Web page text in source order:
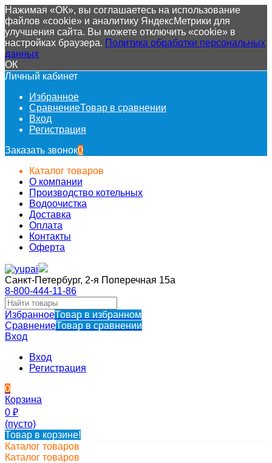
Нажимая «ОК», вы соглашаетесь на использование
файлов «cookie» и аналитику ЯндексМетрики для
улучшения сайта. Вы можете отключить «cookie» в
настройках браузера. Политика обработки персональных
данных
ОК
Личный кабинет
Избранное
СравнениеТовар в сравнении
Вход
Регистрация
Заказать звонок0
Каталог товаров
О компании
Производство котельных
Водоочистка
Доставка
Оплата
Контакты
Оферта
Санкт-Петербург, 2-я Поперечная 15а
8-800-444-11-86
ИзбранноеТовар в избранном
СравнениеТовар в сравнении
Вход
Вход
Регистрация
0
Корзина
0 ₽
(пусто)
Товар в корзине!
Каталог товаров
Каталог товаров